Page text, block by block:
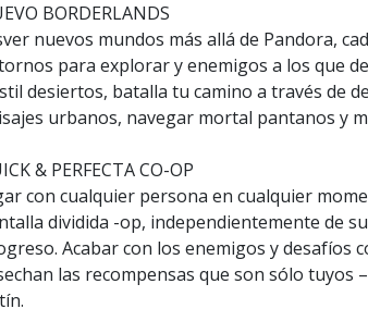
BORDERLANDS
nuevos mundos más allá de Pandora,
para explorar y enemigos a los que
desiertos, batalla tu camino a través de
urbanos, navegar mortal pantanos y
& PERFECTA CO-OP
con cualquier persona en cualquier
dividida -op, independientemente de
Acabar con los enemigos y desafíos
las recompensas que son sólo tuyos